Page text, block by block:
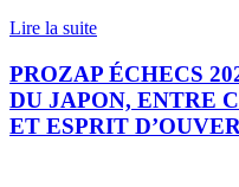
Lire la suite
PROZAP ÉCHECS
DU JAPON, ENTRE
ET ESPRIT